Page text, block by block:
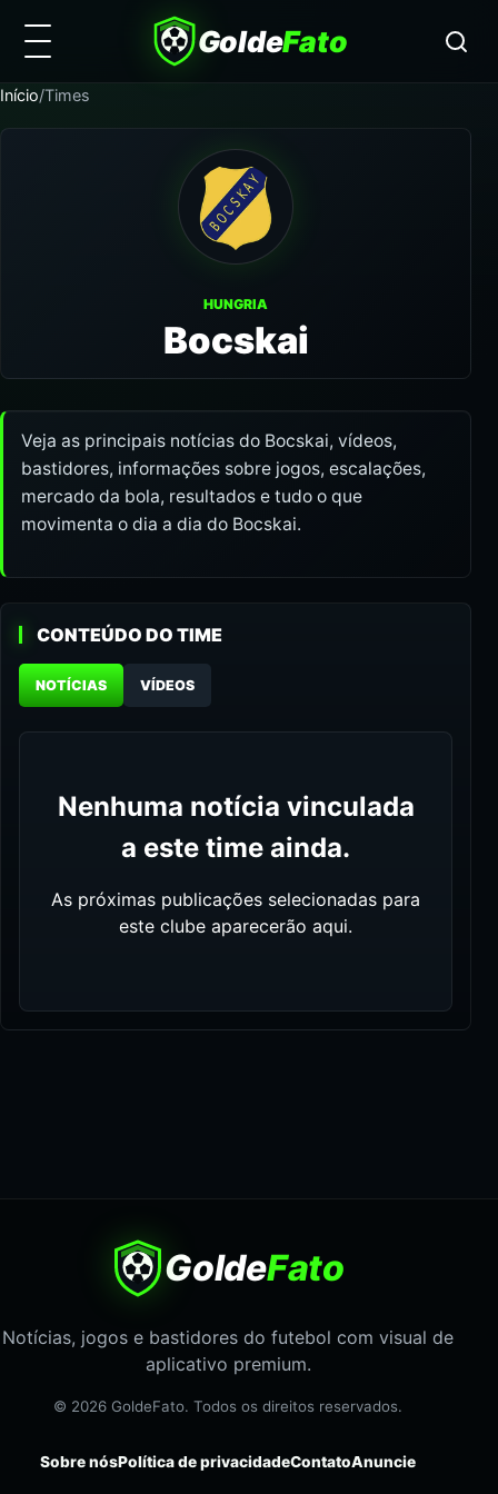
GoldeFato
Início/Times
HUNGRIA
Bocskai
Veja as principais notícias do Bocskai, vídeos,
bastidores, informações sobre jogos, escalações,
mercado da bola, resultados e tudo o que
movimenta o dia a dia do Bocskai.
CONTEÚDO DO TIME
NOTÍCIAS VÍDEOS
Nenhuma notícia vinculada
a este time ainda.
As próximas publicações selecionadas para
este clube aparecerão aqui.
GoldeFato
Notícias, jogos e bastidores do futebol com visual de
aplicativo premium.
© 2026 GoldeFato. Todos os direitos reservados.
Sobre nósPolítica de privacidadeContatoAnuncie